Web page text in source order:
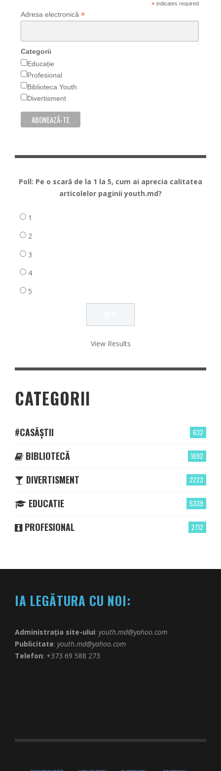
*indicates required
Adresa electronică *
Categorii
Educație
Profesional
Biblioteca Youth
Divertisment
Poll: Pe o scară de la 1 la 5, cum ai aprecia calitatea
articolelor paginii youth.md?
1
2
3
4
5
View Results
CATEGORII
632
#CASĂȘTII
1692
BIBLIOTECĂ
2223
DIVERTISMENT
5339
EDUCATIE
2712
PROFESIONAL
IA LEGĂTURA CU NOI:
Administrația site-ului: youth.md@yahoo.com
Publicitate: youth.md@yahoo.com
Telefon: +373 69 588 273